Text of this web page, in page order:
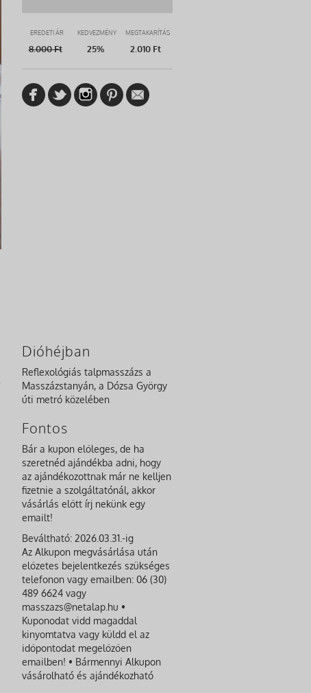
EREDETI ÁR KEDVEZMÉNY MEGTAKARÍTÁS
8.000Ft 25% 2.010 Ft
Dióhéjban
Reflexológiás talpmasszázs a
Masszázstanyán, a Dózsa György
úti metró közelében
Fontos
Bár a kupon előleges, de ha
szeretnéd ajándékba adni, hogy
az ajándékozottnak már ne kelljen
fizetnie a szolgáltatónál, akkor
vásárlás előtt írj nekünk egy
emailt!
Beváltható: 2026.03.31.-ig
Az Alkupon megvásárlása után
előzetes bejelentkezés szükséges
telefonon vagy emailben: 06 (30)
489 6624 vagy
masszazs@netalap.hu •
Kuponodat vidd magaddal
kinyomtatva vagy küldd el az
időpontodat megelőzően
emailben! • Bármennyi Alkupon
vásárolható és ajándékozható